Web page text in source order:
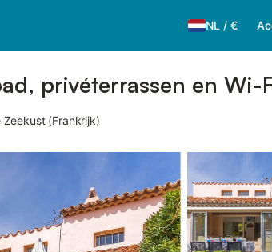
NL / €
privéterrassen en Wi-
(Frankrijk)